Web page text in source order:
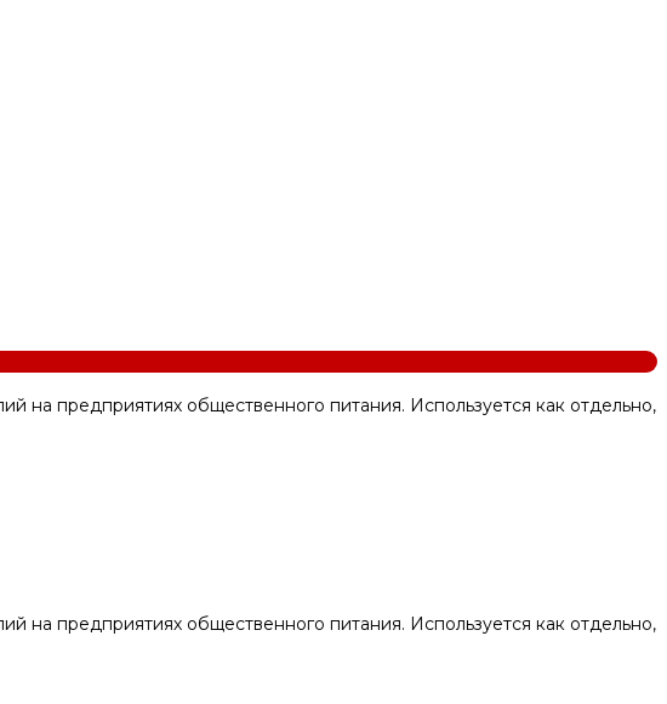
предприятиях общественного питания. Используется как отдельно,
предприятиях общественного питания. Используется как отдельно,